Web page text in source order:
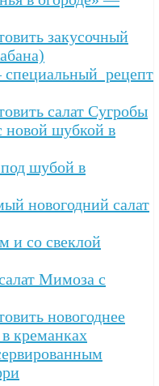
закусочный
рецепт
салат Сугробы
шубкой в
шубой в
новогодний салат
и со свеклой
Мимоза с
новогоднее
креманках